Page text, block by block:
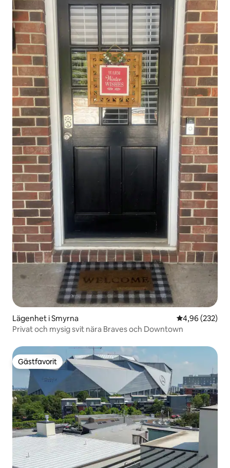
Lägenhet i Smyrna 4,96 av 5 i
4,96 (232)
Privat och mysig svit nära Braves och Downtown
Gästfavorit
Gästfavorit